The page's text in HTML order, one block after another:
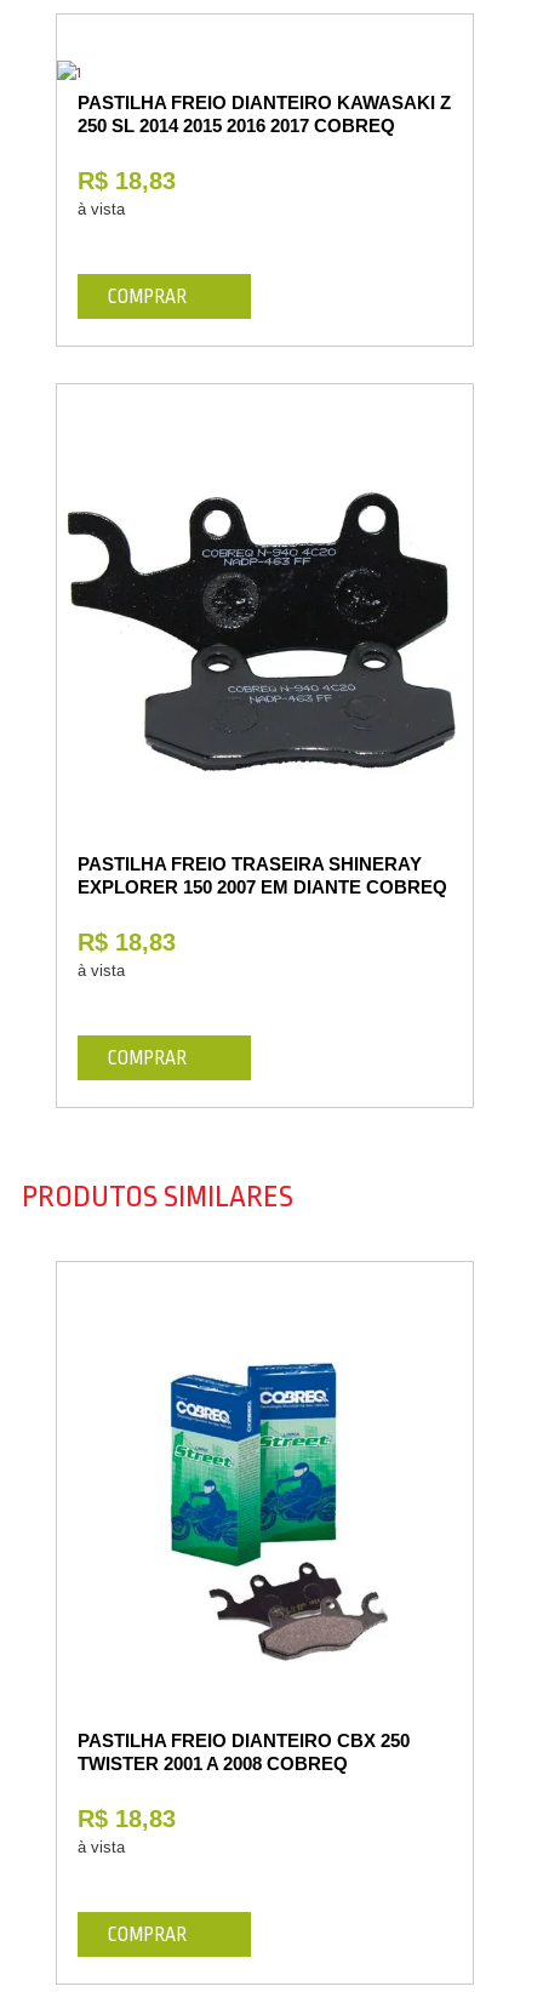
PASTILHA FREIO DIANTEIRO KAWASAKI Z
250 SL 2014 2015 2016 2017 COBREQ
R$ 18,83
à vista
COMPRAR
PASTILHA FREIO TRASEIRA SHINERAY
EXPLORER 150 2007 EM DIANTE COBREQ
R$ 18,83
à vista
COMPRAR
PRODUTOS SIMILARES
PASTILHA FREIO DIANTEIRO CBX 250
TWISTER 2001 A 2008 COBREQ
R$ 18,83
à vista
COMPRAR